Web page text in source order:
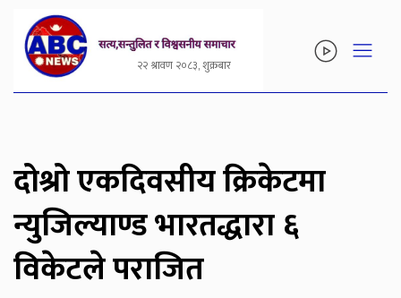
२२ श्रावण २०८३, शुक्रबार
दोश्रो एकदिवसीय क्रिकेटमा
न्युजिल्याण्ड भारतद्धारा ६
विकेटले पराजित